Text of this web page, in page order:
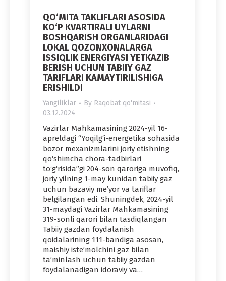
QO‘MITA TAKLIFLARI ASOSIDA
KO‘P KVARTIRALI UYLARNI
BOSHQARISH ORGANLARIDAGI
LOKAL QOZONXONALARGA
ISSIQLIK ENERGIYASI YETKAZIB
BERISH UCHUN TABIIY GAZ
TARIFLARI KAMAYTIRILISHIGA
ERISHILDI
Yangiliklar By Raqobat qo'mitasi
03.12.2024
Vazirlar Mahkamasining 2024-yil 16-
apreldagi “Yoqilg‘i-energetika sohasida
bozor mexanizmlarini joriy etishning
qo‘shimcha chora-tadbirlari
to‘g‘risida”gi 204-son qaroriga muvofiq,
joriy yilning 1-may kunidan tabiiy gaz
uchun bazaviy me’yor va tariflar
belgilangan edi. Shuningdek, 2024-yil
31-maydagi Vazirlar Mahkamasining
319-sonli qarori bilan tasdiqlangan
Tabiiy gazdan foydalanish
qoidalarining 111-bandiga asosan,
maishiy iste’molchini gaz bilan
ta’minlash uchun tabiiy gazdan
foydalanadigan idoraviy va…